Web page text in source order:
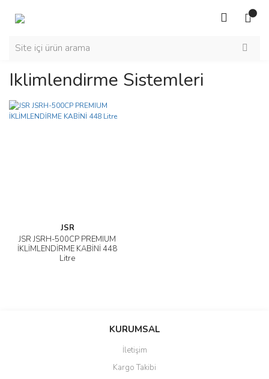
Iklimlendirme Sistemleri
JSR
JSR JSRH-500CP PREMIUM
İKLİMLENDİRME KABİNİ 448
Litre
KURUMSAL
İletişim
Kargo Takibi